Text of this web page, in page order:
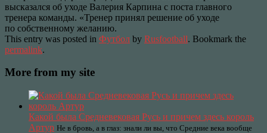
высказался об уходе Валерия Карпина с поста главного
тренера команды. «Тренер принял решение об уходе
по собственному желанию.
This entry was posted in Футбол by Rusfootball. Bookmark the
permalink.
More from my site
Какой была Средневековая Русь и причем здесь король
Артур Не в бровь, а в глаз: знали ли вы, что Средние века вообще